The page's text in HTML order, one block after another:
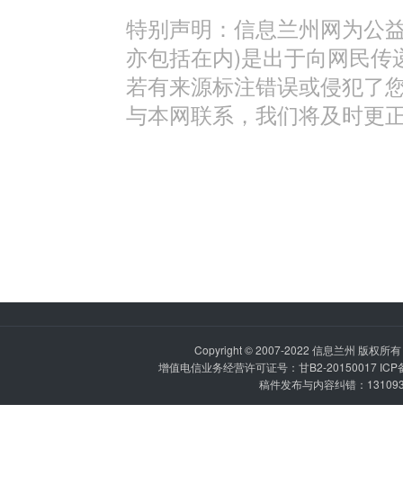
特别声明：信息兰州网为公
亦包括在内)是出于向网民
若有来源标注错误或侵犯了
与本网联系，我们将及时更
Copyright © 2007-2022 信息兰州 版权所
增值电信业务经营许可证号：甘B2-20150017 ICP
稿件发布与内容纠错：